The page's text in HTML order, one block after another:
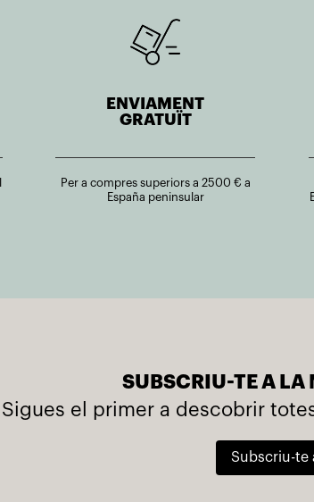
ENVIAMENT
GRATUÏT
Per a compres superiors a 2500 € a
España peninsular
SUBSCRIU-TE A LA
Sigues el primer a descobrir
Subscriu-te